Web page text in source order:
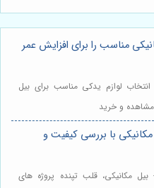
مناسب را برای افزایش عمر
لوازم یدکی مناسب برای بیل
و خرید
با بررسی کیفیت و
مکانیکی، قلب تپنده پروژه های